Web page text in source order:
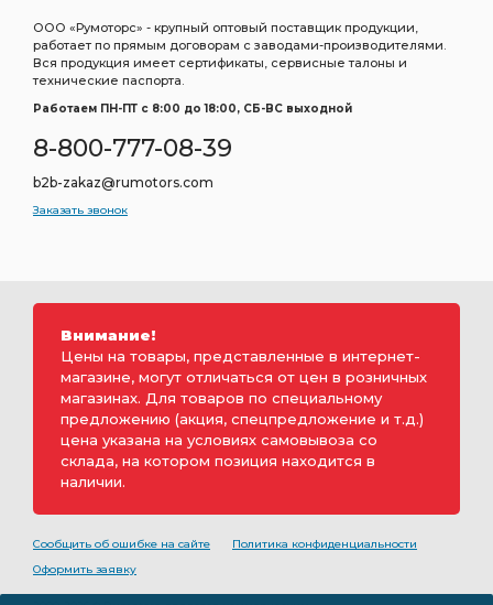
ООО «Румоторс» - крупный оптовый поставщик продукции,
работает по прямым договорам с заводами-производителями.
Вся продукция имеет сертификаты, сервисные талоны и
технические паспорта.
Работаем ПН-ПТ c 8:00 до 18:00, СБ-ВС выходной
8-800-777-08-39
b2b-zakaz@rumotors.com
Заказать звонок
Внимание!
Цены на товары, представленные в интернет-
магазине, могут отличаться от цен в розничных
магазинах. Для товаров по специальному
предложению (акция, спецпредложение и т.д.)
цена указана на условиях самовывоза со
склада, на котором позиция находится в
наличии.
Сообщить об ошибке на сайте
Политика конфиденциальности
Оформить заявку